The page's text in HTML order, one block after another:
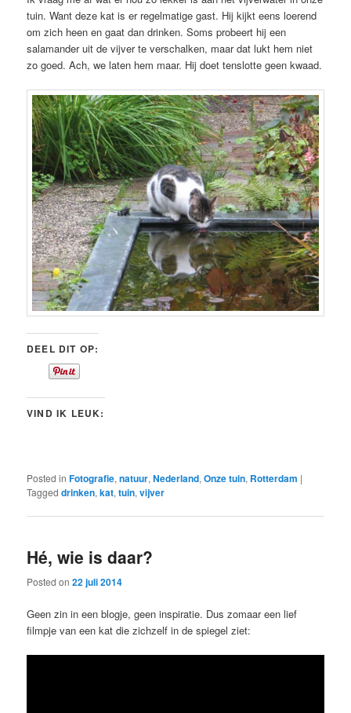
tuin. Want deze kat is er regelmatige gast. Hij kijkt eens loerend
om zich heen en gaat dan drinken. Soms probeert hij een
salamander uit de vijver te verschalken, maar dat lukt hem niet
zo goed. Ach, we laten hem maar. Hij doet tenslotte geen kwaad.
DEEL DIT OP:
VIND IK LEUK:
Posted in Fotografie,natuur,Nederland,Onze tuin, Rotterdam |
Tagged drinken,kat,tuin,vijver
Hé, wie is daar?
Posted on22 juli 2014
Geen zin in een blogje, geen inspiratie. Dus zomaar een lief
filmpje van een kat die zichzelf in de spiegel ziet: